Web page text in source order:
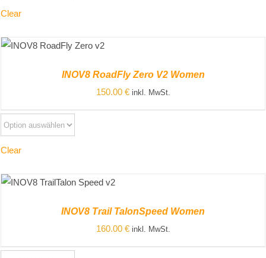
Clear
DETAILSINOV8 RoadFly Zero V2 Women
150.00 € inkl. MwSt.
Clear
DETAILSINOV8 Trail TalonSpeed Women
160.00 € inkl. MwSt.